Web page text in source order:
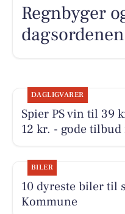
Regnbyger
dagsordenen
DAGLIGVARER
Spier PS vin til 39
12 kr. - gode
BILER
10 dyreste biler til
Kommune